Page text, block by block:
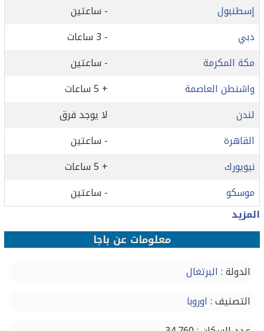
إسطنبول
- ساعتين
دبي
- 3 ساعات
مكة المكرمة
- ساعتين
واشنطن العاصمة
+ 5 ساعات
لندن
لا يوجد فرق
القاهرة
- ساعتين
نيويورك
+ 5 ساعات
موسكو
- ساعتين
المزيد
معلومات عن باجا
الدولة : البرتغال
التصنيف : اوروبا